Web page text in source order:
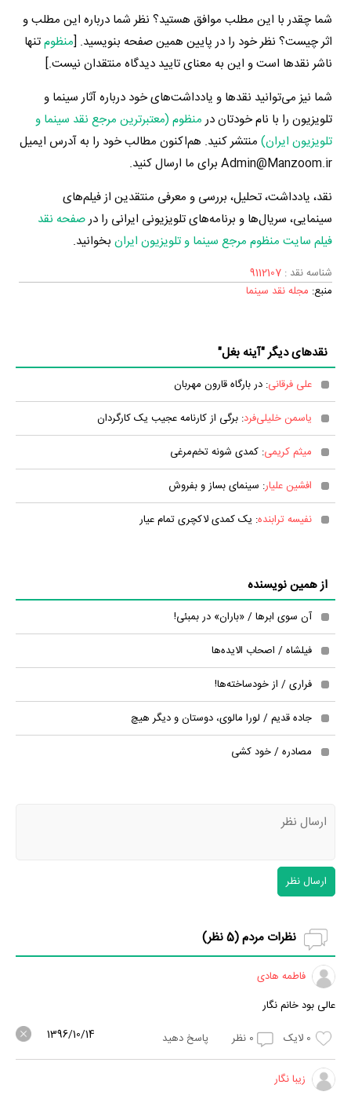
شما چقدر با این مطلب موافق هستید؟ نظر شما درباره این مطلب و
اثر چیست؟ نظر خود را در پایین همین صفحه بنویسید. [منظومتنها
ناشر نقدها است و این به معنای تایید دیدگاه منتقدان نیست.]
شما نیز می‌توانید نقدها و یادداشت‌های خود درباره آثار سینما و
تلویزیون را با نام خودتان درمنظوم (معتبرترین مرجع نقد سینما و
تلویزیون ایران) منتشر کنید. هم‌اکنون مطالب خود را به آدرس ایمیل
Admin@Manzoom.ir برای ما ارسال کنید.
نقد، یادداشت، تحلیل، بررسی و معرفی منتقدین از فیلم‌های
سینمایی، سریال‌ها و برنامه‌های تلویزیونی ایرانی را درصفحه نقد
فیلم سایت منظوم مرجع سینما و تلویزیون ایران بخوانید.
شناسه نقد : 9112107
منبع: مجله نقد سینما
نقدهای دیگر "آینه بغل"
علی فرقانی: در بارگاه قارون مهربان
یاسمن خلیلی‌فرد: برگی از کارنامه عجیب یک کارگردان
میثم کریمی: کمدی شونه تخم‌مرغی
افشین علیار: سینمای بساز و بفروش
نفیسه ترابنده: یک کمدی لاکچری تمام عیار
از همین نویسنده
آن سوی ابرها / «باران» در بمبئی!
فیلشاه / اصحاب الایده‌ها
فراری / از خودساخته‌ها!
جاده قدیم / لورا مالوی، دوستان و دیگر هیچ
مصادره / خود کشی
ارسال نظر
نظرات مردم (5نظر)
فاطمه هادی
عالی بود خانم نگار
0 لایک 0 نظر پاسخ دهید 1396/10/14
زیبا نگار